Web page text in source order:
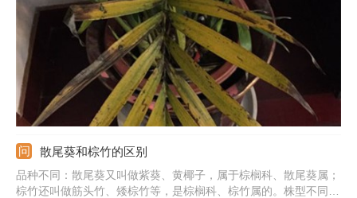
叶。此时，需为它换上偏酸性的土壤。
散尾葵和棕竹的区别
品种不同：散尾葵又叫做紫葵、黄椰子，属于棕榈科、散尾葵属；
棕竹还叫做筋头竹、矮棕竹等，是棕榈科、棕竹属的。株型不同：